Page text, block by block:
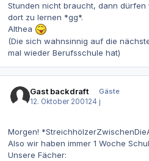
Stunden nicht braucht, dann dürfen
dort zu lernen *gg*.
Althea
(Die sich wahnsinnig auf die
mal wieder Berufsschule hat)
Gast backdraft
Gäste
12. Oktober 200124 j
Morgen!
Also wir haben immer 1 Woche
Unsere Fächer: